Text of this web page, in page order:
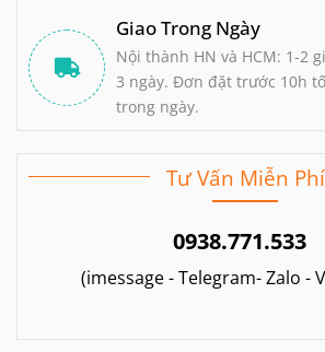
Giao Trong Ngày
Nội thành HN và HCM: 1-2
3 ngày. Đơn đặt trước 10h
trong ngày.
Tư Vấn Miễn Phí
0938.771.533
(imessage - Telegram- Zalo -